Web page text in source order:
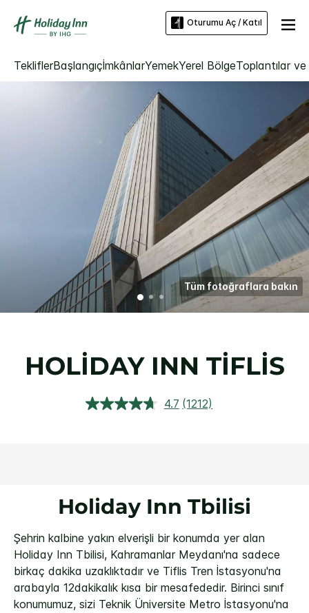
Oturumu Aç / Katıl
TekliflerBaşlangıçİmkânlarYemekYerel BölgeToplantılar
Tüm fotoğraflara bakın
HOLIDAY INN TIFLIS
4.7 1212
(1212)
Holiday Inn Tbilisi
Şehrin kalbine yakın elverişli bir konumda yer alan
Holiday Inn Tbilisi, Kahramanlar Meydanı'na sadece
birkaç dakika uzaklıktadır ve Tiflis Tren İstasyonu'na
arabayla 12dakikalık kısa bir mesafededir. Birinci sınıf
konumumuz, sizi Teknik Üniversite Metro İstasyonu'na